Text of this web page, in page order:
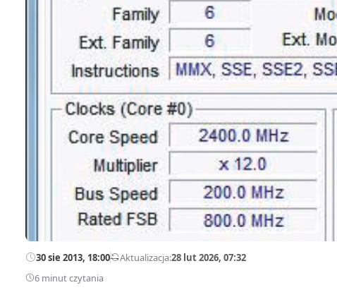
30 sie 2013, 18:00—Aktualizacja:28 lut 2026, 07:32
6 minut czytania